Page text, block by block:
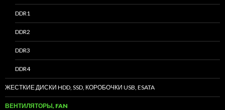
DDR1
DDR2
DDR3
DDR4
ЖЕСТКИЕ ДИСКИ HDD, SSD, КОРОБОЧКИ USB, ESATA
ВЕНТИЛЯТОРЫ, FAN